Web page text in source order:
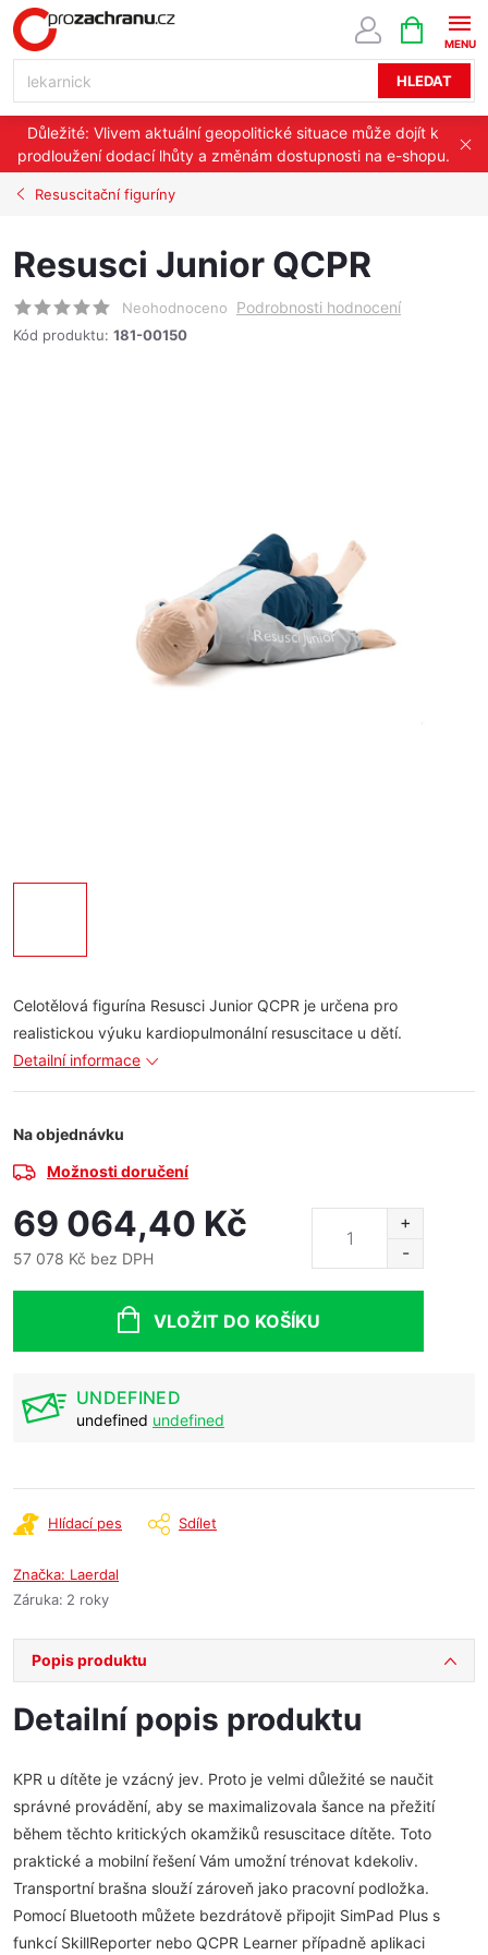
Přejít
na
HLEDAT
NÁKUPNÍ
KOŠÍK
Důležité: Vlivem aktuální geopolitické situace může dojít k
prodloužení dodací lhůty a změnám dostupnosti na e-shopu.
Resuscitační figuríny
Resusci Junior QCPR
Neohodnoceno Podrobnosti hodnocení
Kód produktu: 181-00150
Celotělová figurína Resusci Junior QCPR je určena pro
realistickou výuku kardiopulmonální resuscitace u dětí.
Detailní informace
Na objednávku
Možnosti doručení
69 064,40 Kč
57 078 Kč bez DPH
VLOŽIT DO KOŠÍKU
UNDEFINED
undefined undefined
Hlídací pes Sdílet
Značka: Laerdal
Záruka: 2 roky
Popis produktu
Detailní popis produktu
KPR u dítěte je vzácný jev. Proto je velmi důležité se naučit
správné provádění, aby se maximalizovala šance na přežití
během těchto kritických okamžiků resuscitace dítěte. Toto
praktické a mobilní řešení Vám umožní trénovat kdekoliv.
Transportní brašna slouží zároveň jako pracovní podložka.
Pomocí Bluetooth můžete bezdrátově připojit SimPad Plus s
funkcí SkillReporter nebo QCPR Learner případně aplikaci